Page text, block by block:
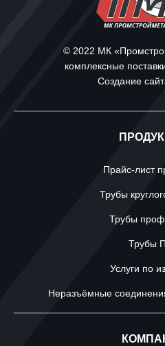
© 2022 МК
комплексные
Создание
Прайс-лист
Трубы
Трубы
Трубы
Услуги по
Неразъёмные